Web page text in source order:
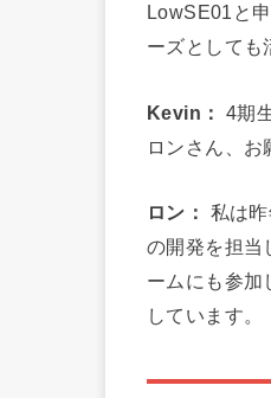
LowSE01と
ーズとしても
Kevin：
4期
ロンさん、お
ロン：
私は
の開発を担当
ームにも参加
しています。